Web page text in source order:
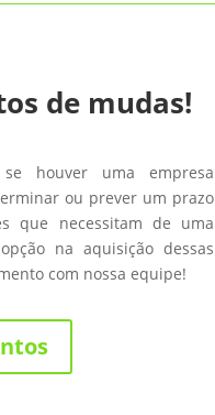
de mudas!
houver uma empresa
ou prever um prazo
que necessitam de uma
na aquisição dessas
com nossa equipe!